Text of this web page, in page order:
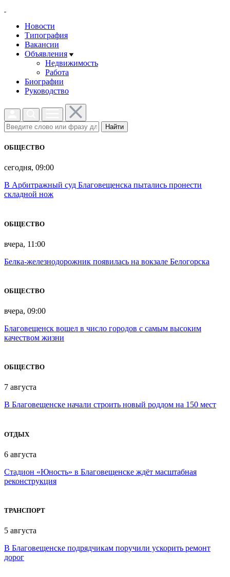
Новости
Типография
Вакансии
Объявления
Недвижимость
Работа
Биографии
Руководство
Найти
ОБЩЕСТВО
сегодня, 09:00
В Арбитражный суд Благовещенска пытались пронести
складной нож
ОБЩЕСТВО
вчера, 11:00
Белка-железнодорожник появилась на вокзале Белогорска
ОБЩЕСТВО
вчера, 09:00
Благовещенск вошел в число городов с самым высоким
качеством жизни
ОБЩЕСТВО
7 августа
В Благовещенске начали строить новый роддом на 150 мест
ОТДЫХ
6 августа
Стадион «Юность» в Благовещенске ждёт масштабная
реконструкция
ТРАНСПОРТ
5 августа
В Благовещенске подрядчикам поручили ускорить ремонт
дорог